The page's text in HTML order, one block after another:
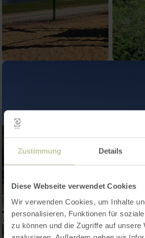
Zustimmung Details
Diese Webseite verwendet Cookies
Wir verwenden Cookies, um Inhalte
personalisieren, Funktionen für
zu können und die Zugriffe auf unsere